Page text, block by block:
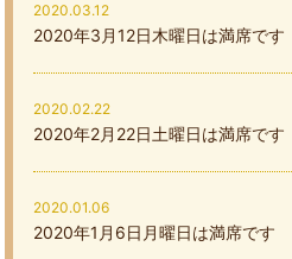
2020.03.12
2020年3月12日木曜日は満席です
2020.02.22
2020年2月22日土曜日は満席です
2020.01.06
2020年1月6日月曜日は満席です